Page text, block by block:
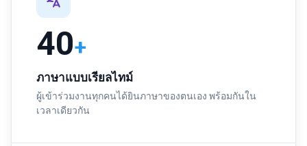
40+
ภาษาแบบเรียลไทม์
ผู้เข้าร่วมงานทุกคนได้ยินภาษาของตนเอง พร้อมกันใน
เวลาเดียวกัน